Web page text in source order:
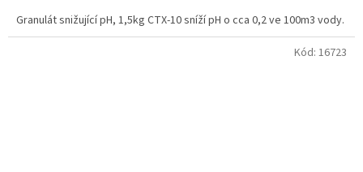
Granulát snižující pH, 1,5kg CTX-10 sníží pH o cca 0,2 ve 100m3 vody.
Kód: 16723